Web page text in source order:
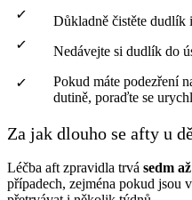
Důkladně čistěte dudlík
Nedávejte si dudlík do
Pokud máte podezření
dutině, poraďte se
Za jak dlouho se afty u
Léčba aft zpravidla trvá sedm
případech, zejména pokud jsou